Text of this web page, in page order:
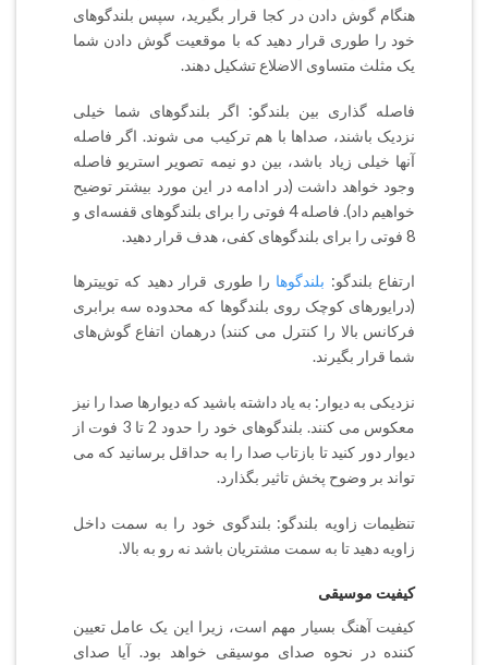
هنگام گوش دادن در کجا قرار بگیرید، سپس بلندگوهای
خود را طوری قرار دهید که با موقعیت گوش دادن شما
یک مثلث متساوی الاضلاع تشکیل دهند.
فاصله گذاری بین بلندگو: اگر بلندگوهای شما خیلی
نزدیک باشند،‌ صداها با هم ترکیب می شوند. اگر فاصله
آنها خیلی زیاد باشد،‌ بین دو نیمه تصویر استریو فاصله
وجود خواهد داشت (در ادامه در این مورد بیشتر توضیح
خواهیم داد). فاصله 4 فوتی را برای بلندگوهای قفسه‌ای و
8 فوتی را برای بلندگوهای کفی، هدف قرار دهید.
ارتفاع بلندگو: بلندگوها را طوری قرار دهید که توییترها
(درایورهای کوچک روی بلندگوها که محدوده سه برابری
فرکانس بالا را کنترل می کنند) درهمان اتفاع گوش‌های
شما قرار بگیرند.
نزدیکی به دیوار: به یاد داشته باشید که دیوارها صدا را نیز
معکوس می کنند. بلندگوهای خود را حدود 2 تا 3 فوت از
دیوار دور کنید تا بازتاب صدا را به حداقل برسانید که می
تواند بر وضوح پخش تاثیر بگذارد.
تنظیمات زاویه بلندگو: بلندگوی خود را به سمت داخل
زاویه دهید تا به سمت مشتریان باشد نه رو به بالا.
کیفیت موسیقی
کیفیت آهنگ بسیار مهم است، زیرا این یک عامل تعیین
کننده در نحوه صدای موسیقی خواهد بود. آیا صدای